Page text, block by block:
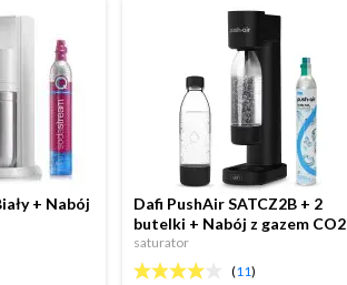
+ Nabój
Dafi PushAir SATCZ2B + 2
butelki + Nabój z gazem CO2
saturator
(11)